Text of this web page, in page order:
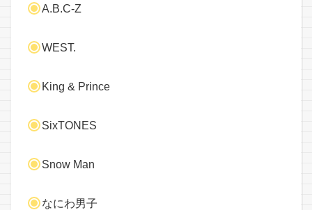
A.B.C-Z
WEST.
King & Prince
SixTONES
Snow Man
なにわ男子